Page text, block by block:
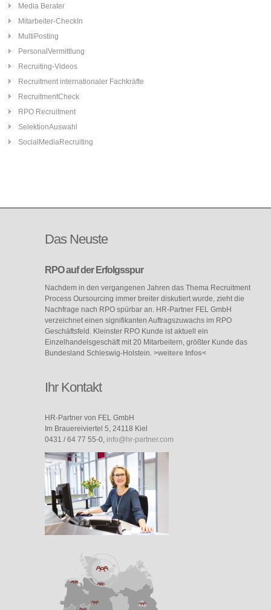
Media Berater
Mitarbeiter-CheckIn
MultiPosting
PersonalVermittlung
Recruiting-Videos
Recruitment internationaler Fachkräfte
RecruitmentCheck
RPO Recruitment
SelektionAuswahl
SocialMediaRecruiting
Das Neuste
RPO auf der Erfolgsspur
Nachdem in den vergangenen Jahren das Thema Recruitment
Process Oursourcing immer breiter diskutiert wurde, zieht die
Nachfrage nach RPO spürbar an. HR-Partner FEL GmbH
verzeichnet einen signifikanten Auftragszuwachs im RPO
Geschäftsfeld. Kleinster RPO Kunde ist aktuell ein
Einzelhandelsgeschäft mit 20 Mitarbeitern, größter Kunde das
Bundesland Schleswig-Holstein.>weitere Infos<
Ihr Kontakt
HR-Partner von FEL GmbH
Im Brauereiviertel 5, 24118 Kiel
0431 / 64 77 55-0, info@hr-partner.com